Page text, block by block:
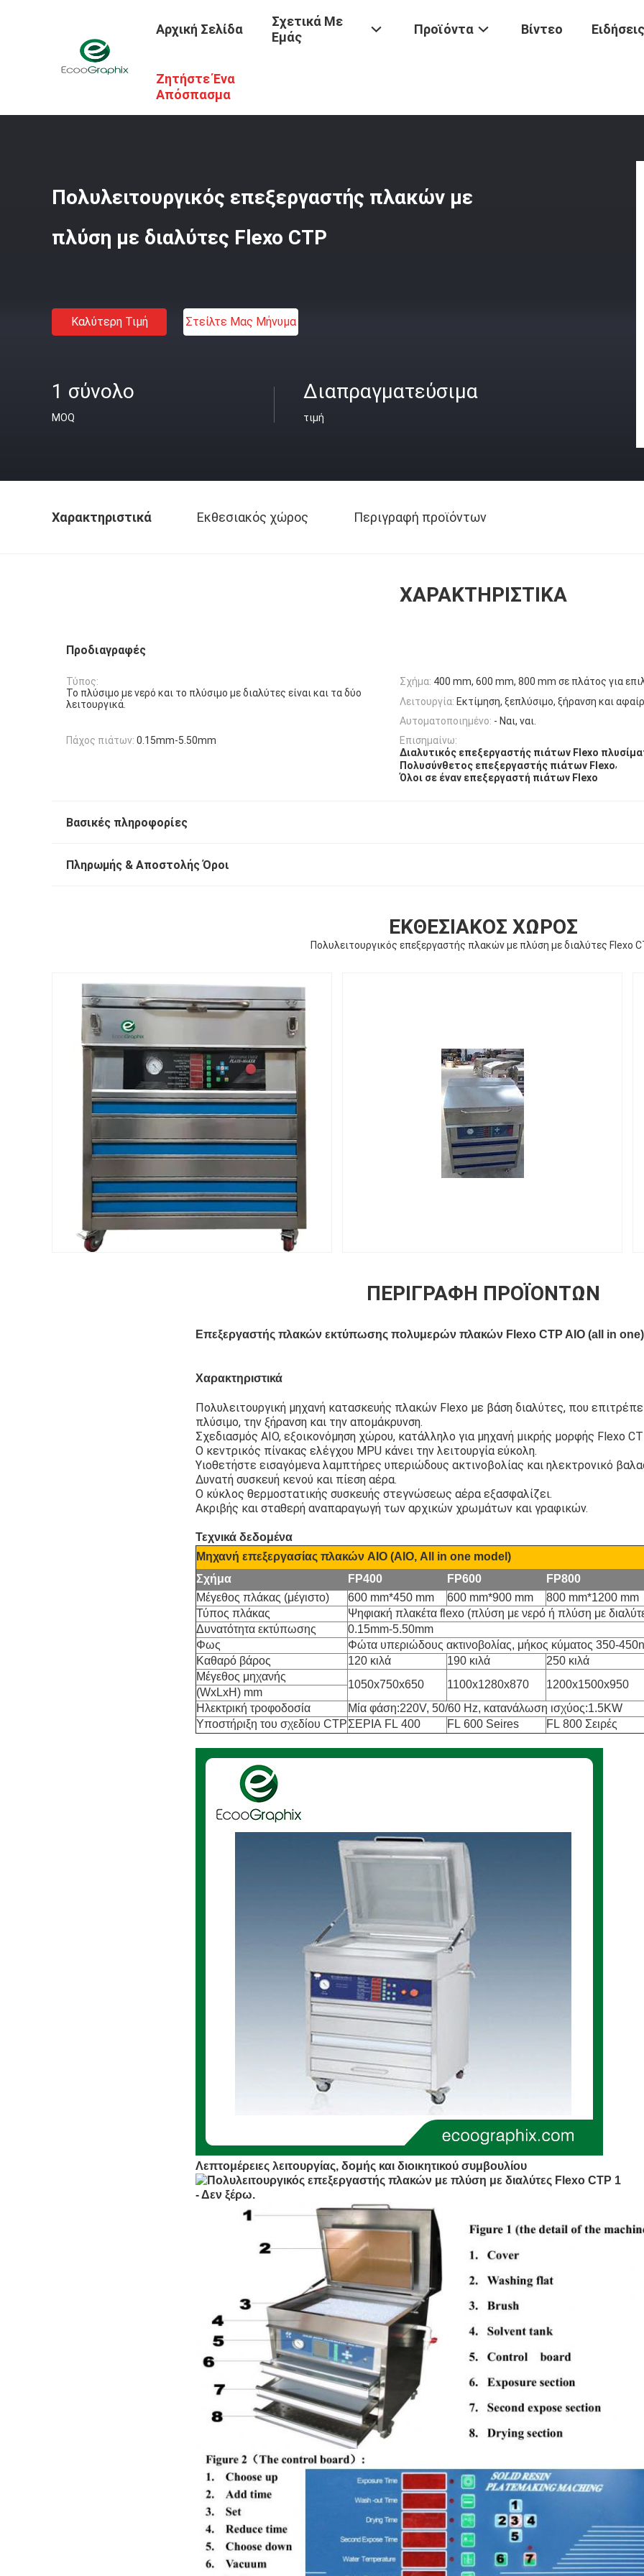
Αρχική Σελίδα
Σχετικά Με
Εμάς
Προϊόντα Βίντεο Ειδήσεις
Ζητήστε Ένα
Απόσπασμα
Αρχική Σελίδα Προϊόντα / Μηχανή Πιάτων ΚΠΜ (Κοινή Πολιτική Μεταφορών)
Πολυλειτουργικός επεξεργαστής πλακών με
πλύση με διαλύτες Flexo CTP
Καλύτερη Τιμή Στείλτε Μας Μήνυμα
1 σύνολο
MOQ
Διαπραγματεύσιμα
τιμή
Χαρακτηριστικά Εκθεσιακός χώρος Περιγραφή προϊόντων
ΧΑΡΑΚΤΗΡΙΣΤΙΚΆ
Προδιαγραφές
Τύπος:
Το πλύσιμο με νερό και το πλύσιμο με διαλύτες είναι και τα δύο
λειτουργικά.
Σχήμα: 400 mm, 600 mm, 800 mm σε πλάτος για
Λειτουργία: Εκτίμηση, ξεπλύσιμο, ξήρανση και
Αυτοματοποιημένο: - Ναι, ναι.
Πάχος πιάτων: 0.15mm-5.50mm
Επισημαίνω:
Διαλυτικός επεξεργαστής πιάτων Flexo
Πολυσύνθετος επεξεργαστής πιάτων Flexo,
Όλοι σε έναν επεξεργαστή πιάτων Flexo
Βασικές πληροφορίες
Πληρωμής & Αποστολής Όροι
ΕΚΘΕΣΙΑΚΌΣ ΧΏΡΟΣ
Πολυλειτουργικός επεξεργαστής πλακών με πλύση με διαλύτες Flexo
ΠΕΡΙΓΡΑΦΉ ΠΡΟΪΌΝΤΩΝ
Επεξεργαστής πλακών εκτύπωσης πολυμερών πλακών Flexo CTP AIO (all in
Χαρακτηριστικά
Πολυλειτουργική μηχανή κατασκευής πλακών Flexo με βάση διαλύτες, που
πλύσιμο, την ξήρανση και την απομάκρυνση.
Σχεδιασμός AIO, εξοικονόμηση χώρου, κατάλληλο για μηχανή μικρής μορφής Flexo
Ο κεντρικός πίνακας ελέγχου MPU κάνει την λειτουργία εύκολη.
Υιοθετήστε εισαγόμενα λαμπτήρες υπεριώδους ακτινοβολίας και ηλεκτρονικό
Δυνατή συσκευή κενού και πίεση αέρα.
Ο κύκλος θερμοστατικής συσκευής στεγνώσεως αέρα εξασφαλίζει.
Ακριβής και σταθερή αναπαραγωγή των αρχικών χρωμάτων και γραφικών.
Τεχνικά δεδομένα
Μηχανή επεξεργασίας πλακών AIO (AIO, All in one model)
Σχήμα
FP400 FP600
FP800
Μέγεθος πλάκας (μέγιστο)
600 mm*450 mm 600 mm*900 mm
800 mm*1200 mm
Τύπος πλάκας
Ψηφιακή πλακέτα flexo (πλύση με νερό ή πλύση με
Δυνατότητα εκτύπωσης
0.15mm-5.50mm
Φως
Φώτα υπεριώδους ακτινοβολίας, μήκος κύματος 350-
Καθαρό βάρος
120 κιλά 190 κιλά
250 κιλά
Μέγεθος μηχανής
1050x750x650 1100x1280x870 1200x1500x950
(WxLxH) mm
Ηλεκτρική τροφοδοσία
Μία φάση:220V, 50/60 Hz, κατανάλωση ισχύος:1.5KW
Υποστήριξη του σχεδίου CTPΣΕΡΙΑ FL 400 FL 600 Seires FL 800 Σειρές
Λεπτομέρειες λειτουργίας, δομής και διοικητικού συμβουλίου
- Δεν ξέρω.